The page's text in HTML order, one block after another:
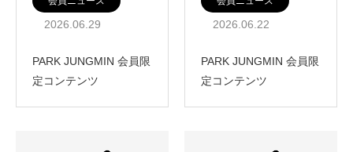
2026.06.29
PARK JUNGMIN 会員限
定コンテンツ
2026.06.22
PARK JUNGMIN 会員限
定コンテンツ